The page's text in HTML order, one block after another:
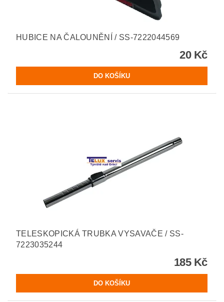
HUBICE NA ČALOUNĚNÍ / SS-7222044569
20 Kč
TELESKOPICKÁ TRUBKA VYSAVAČE / SS-
7223035244
185 Kč